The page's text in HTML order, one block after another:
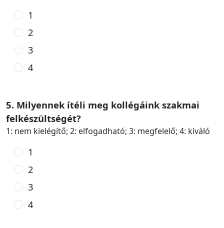
1
2
3
4
5. Milyennek ítéli meg kollégáink szakmai
felkészültségét?
1: nem kielégítő; 2: elfogadható; 3: megfelelő; 4: kiváló
1
2
3
4